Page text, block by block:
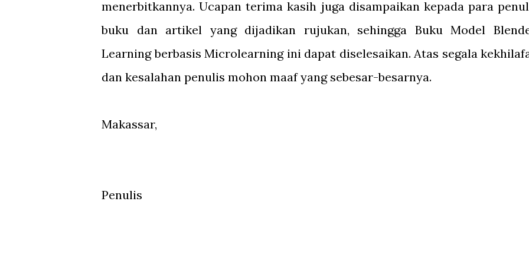
menerbitkannya. Ucapan terima kasih juga disampaikan kepada para
buku dan artikel yang dijadikan rujukan, sehingga Buku Model
Learning berbasis Microlearning ini dapat diselesaikan. Atas segala
dan kesalahan penulis mohon maaf yang sebesar-besarnya.
Makassar,
Penulis